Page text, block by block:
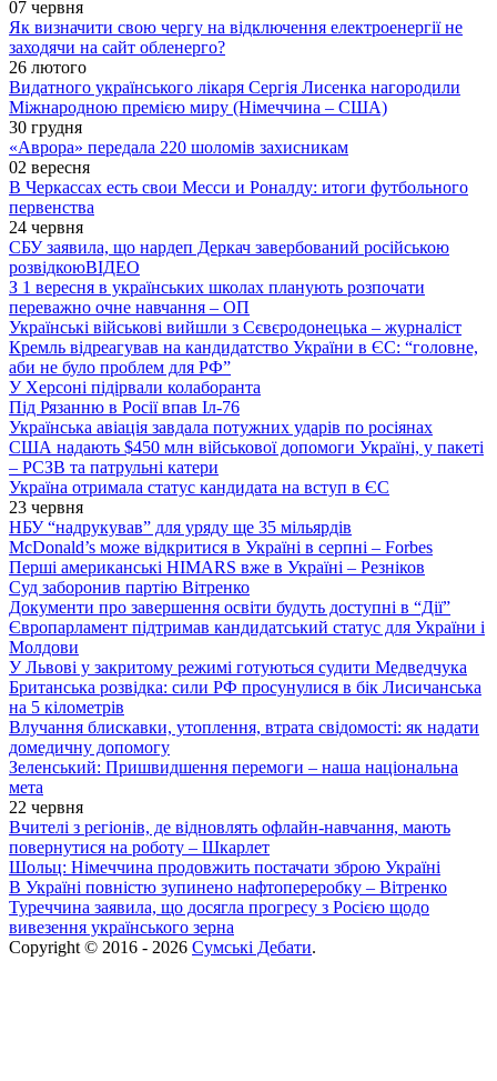
07 червня
Як визначити свою чергу на відключення електроенергії не
заходячи на сайт обленерго?
26 лютого
Видатного українського лікаря Сергія Лисенка нагородили
Міжнародною премією миру (Німеччина – США)
30 грудня
«Аврора» передала 220 шоломів захисникам
02 вересня
В Черкассах есть свои Месси и Роналду: итоги футбольного
первенства
24 червня
СБУ заявила, що нардеп Деркач завербований російською
розвідкоюВІДЕО
З 1 вересня в українських школах планують розпочати
переважно очне навчання – ОП
Українські військові вийшли з Сєвєродонецька – журналіст
Кремль відреагував на кандидатство України в ЄС: “головне,
аби не було проблем для РФ”
У Херсоні підірвали колаборанта
Під Рязанню в Росії впав Іл-76
Українська авіація завдала потужних ударів по росіянах
США надають $450 млн військової допомоги Україні, у пакеті
– РСЗВ та патрульні катери
Україна отримала статус кандидата на вступ в ЄС
23 червня
НБУ “надрукував” для уряду ще 35 мільярдів
McDonald’s може відкритися в Україні в серпні – Forbes
Перші американські HIMARS вже в Україні – Резніков
Суд заборонив партію Вітренко
Документи про завершення освіти будуть доступні в “Дії”
Європарламент підтримав кандидатський статус для України і
Молдови
У Львові у закритому режимі готуються судити Медведчука
Британська розвідка: сили РФ просунулися в бік Лисичанська
на 5 кілометрів
Влучання блискавки, утоплення, втрата свідомості: як надати
домедичну допомогу
Зеленський: Пришвидшення перемоги – наша національна
мета
22 червня
Вчителі з регіонів, де відновлять офлайн-навчання, мають
повернутися на роботу – Шкарлет
Шольц: Німеччина продовжить постачати зброю Україні
В Україні повністю зупинено нафтопереробку – Вітренко
Туреччина заявила, що досягла прогресу з Росією щодо
вивезення українського зерна
Copyright © 2016 - 2026 Сумські Дебати.